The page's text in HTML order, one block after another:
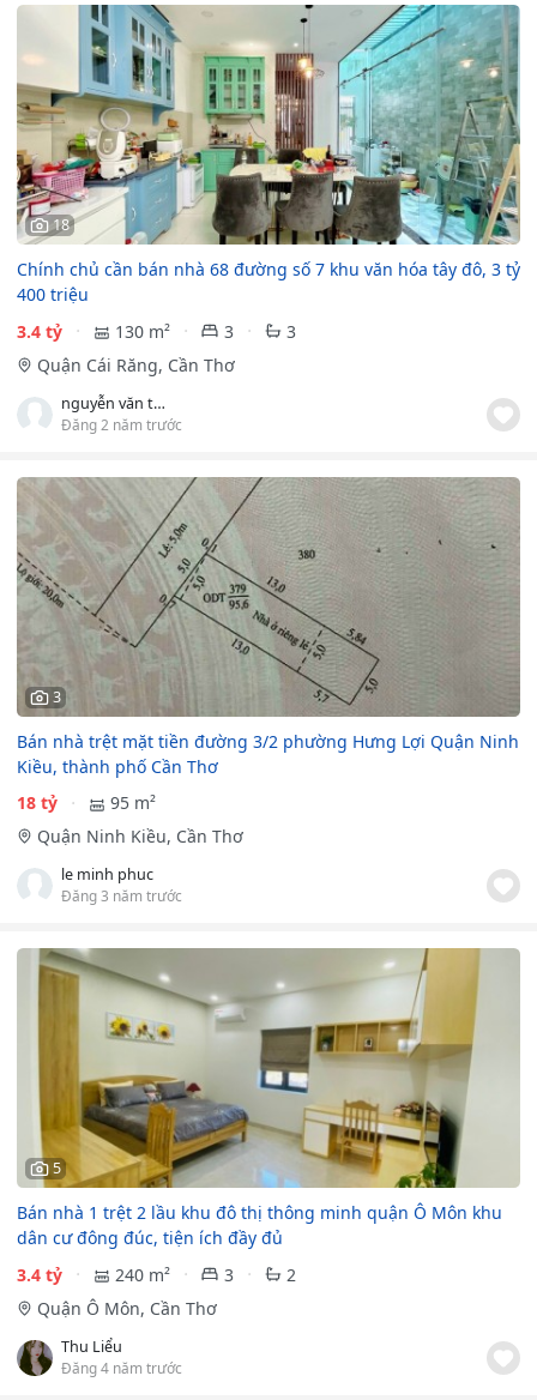
18
Chính chủ cần bán nhà 68 đường số 7 khu văn hóa tây đô, 3 tỷ
400 triệu
3.4 tỷ
130 m² 3
3
Quận Cái Răng, Cần Thơ
nguyễn văn thắng
Đăng 2 năm trước
3
Bán nhà trệt mặt tiền đường 3/2 phường Hưng Lợi Quận Ninh
Kiều, thành phố Cần Thơ
18 tỷ
95 m²
Quận Ninh Kiều, Cần Thơ
le minh phuc
Đăng 3 năm trước
5
Bán nhà 1 trệt 2 lầu khu đô thị thông minh quận Ô Môn khu
dân cư đông đúc, tiện ích đầy đủ
3.4 tỷ
240 m² 3
2
Quận Ô Môn, Cần Thơ
Thu Liểu
Đăng 4 năm trước